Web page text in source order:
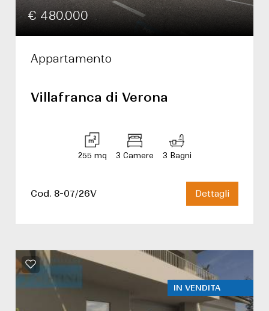
€ 480.000
Appartamento
Villafranca di Verona
255 mq 3 Camere 3 Bagni
Cod. 8-07/26V Dettagli
IN VENDITA